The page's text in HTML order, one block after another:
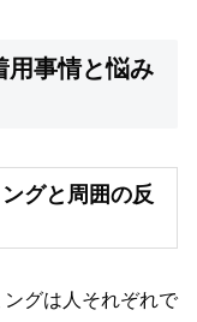
用事情と悩み
グと周囲の反
グは人それぞれで